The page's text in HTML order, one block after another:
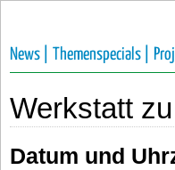
News | Themenspecials |
Werkstatt
Datum und